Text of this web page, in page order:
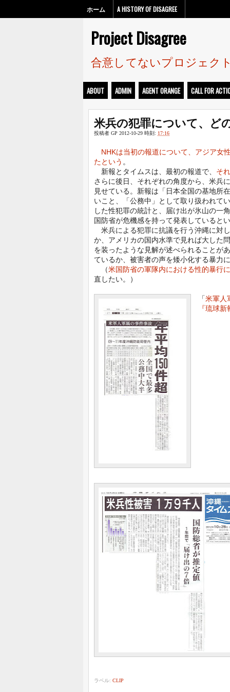
ホーム A HISTORY OF DISAGREE
Project Disagree
合意してないプロジェク
ABOUT ADMIN AGENT ORANGE CALL FOR
米兵の犯罪について、ど
投稿者 GP 2012-10-29 時刻: 17:16
NHKは当初の報道について、アジア女
たという 。
新報とタイムスは、最初の報道で、 そ
さらに後日、それぞれの角度から、米兵
見せている。新報は「日本全国の基地所
いこと、「公務中」として取り扱われて
した性犯罪の統計と、届け出が氷山の一
国防省が危機感を持って発表していると
米兵による犯罪に抗議を行う沖縄に対
か、アメリカの国内水準で見れば大した
を装ったような見解が述べられることが
ているか、被害者の声を矮小化する暴力
（米国防省の軍隊内における性的暴行
直したい。）
「米軍人
『琉球
ラベル: CLIP